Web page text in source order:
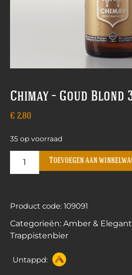
Chimay – Goud Blond
€ 2,80
35 op voorraad
Toevoegen aan
Product code: 109091
Categorieën: Amber & Elegant
Trappistenbier
Untappd: